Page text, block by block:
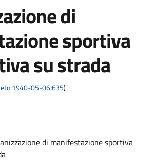
di
sportiva
su strada
05-06;635)
di manifestazione sportiva